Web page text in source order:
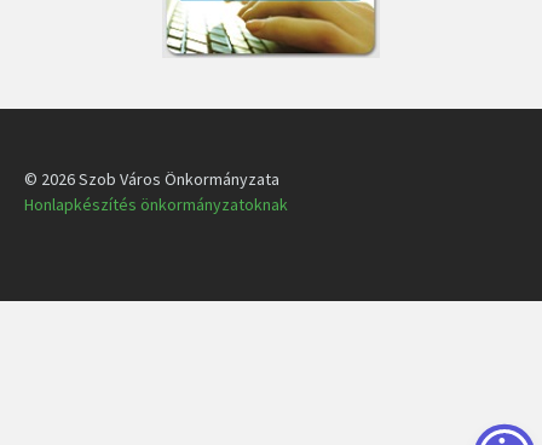
© 2026 Szob Város Önkormányzata
Honlapkészítés önkormányzatoknak